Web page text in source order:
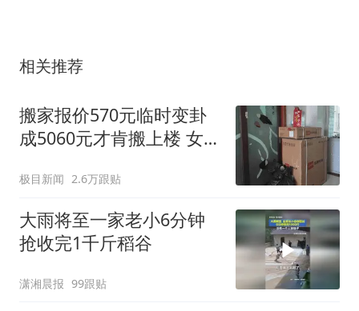
相关推荐
搬家报价570元临时变卦
成5060元才肯搬上楼 女子
极目新闻 2.6万跟贴
大雨将至一家老小6分钟
抢收完1千斤稻谷
潇湘晨报 99跟贴